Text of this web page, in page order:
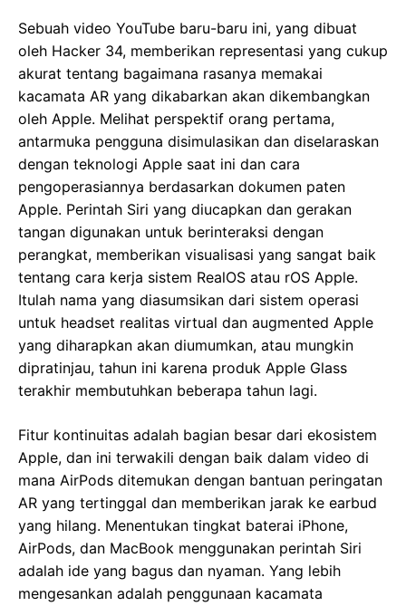
Sebuah video YouTube baru-baru ini, yang dibuat
oleh Hacker 34, memberikan representasi yang cukup
akurat tentang bagaimana rasanya memakai
kacamata AR yang dikabarkan akan dikembangkan
oleh Apple. Melihat perspektif orang pertama,
antarmuka pengguna disimulasikan dan diselaraskan
dengan teknologi Apple saat ini dan cara
pengoperasiannya berdasarkan dokumen paten
Apple. Perintah Siri yang diucapkan dan gerakan
tangan digunakan untuk berinteraksi dengan
perangkat, memberikan visualisasi yang sangat baik
tentang cara kerja sistem RealOS atau rOS Apple.
Itulah nama yang diasumsikan dari sistem operasi
untuk headset realitas virtual dan augmented Apple
yang diharapkan akan diumumkan, atau mungkin
dipratinjau, tahun ini karena produk Apple Glass
terakhir membutuhkan beberapa tahun lagi.
Fitur kontinuitas adalah bagian besar dari ekosistem
Apple, dan ini terwakili dengan baik dalam video di
mana AirPods ditemukan dengan bantuan peringatan
AR yang tertinggal dan memberikan jarak ke earbud
yang hilang. Menentukan tingkat baterai iPhone,
AirPods, dan MacBook menggunakan perintah Siri
adalah ide yang bagus dan nyaman. Yang lebih
mengesankan adalah penggunaan kacamata